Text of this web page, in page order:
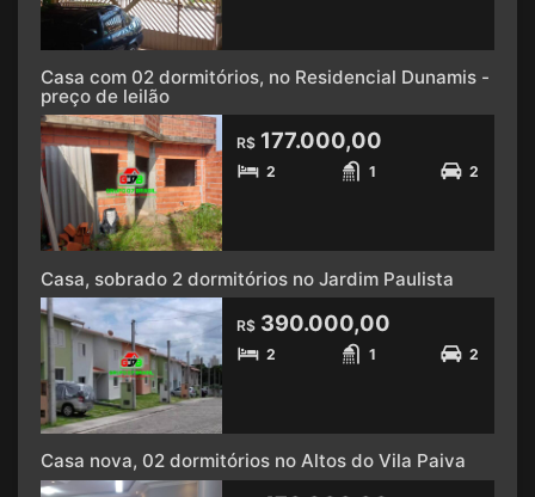
Casa com 02 dormitórios, no Residencial Dunamis -
preço de leilão
R$ 177.000,00
2 1 2
Casa, sobrado 2 dormitórios no Jardim Paulista
R$ 390.000,00
2 1 2
Casa nova, 02 dormitórios no Altos do Vila Paiva